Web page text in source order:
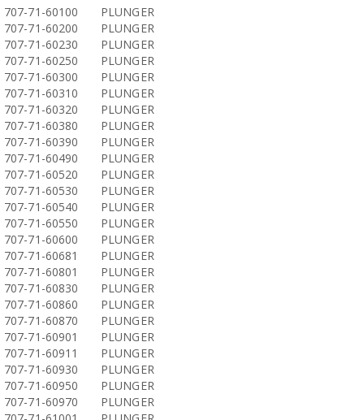
707-71-60100
PLUNGER
707-71-60200
PLUNGER
707-71-60230
PLUNGER
707-71-60250
PLUNGER
707-71-60300
PLUNGER
707-71-60310
PLUNGER
707-71-60320
PLUNGER
707-71-60380
PLUNGER
707-71-60390
PLUNGER
707-71-60490
PLUNGER
707-71-60520
PLUNGER
707-71-60530
PLUNGER
707-71-60540
PLUNGER
707-71-60550
PLUNGER
707-71-60600
PLUNGER
707-71-60681
PLUNGER
707-71-60801
PLUNGER
707-71-60830
PLUNGER
707-71-60860
PLUNGER
707-71-60870
PLUNGER
707-71-60901
PLUNGER
707-71-60911
PLUNGER
707-71-60930
PLUNGER
707-71-60950
PLUNGER
707-71-60970
PLUNGER